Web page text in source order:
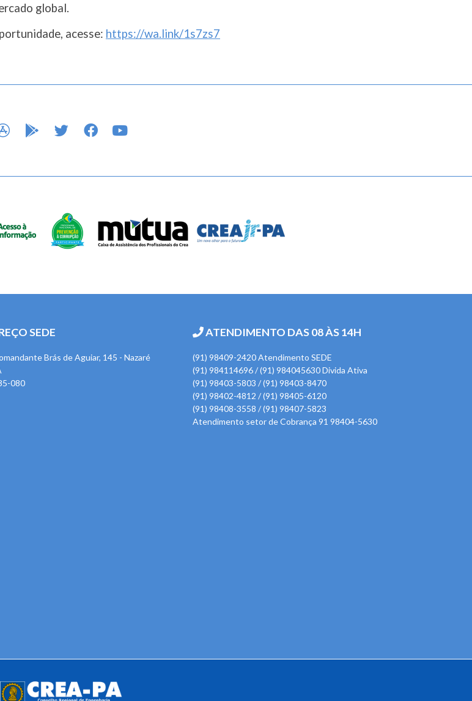
global.
acesse: https://wa.link/1s7zs7
APP STOREGOOGLE PLAY
TWITTERFACEBOOK
SEDE
Brás de Aguiar, 145 - Nazaré
080
ATENDIMENTO DAS 08 ÀS 14H
(91) 98409-2420 Atendimento SEDE
(91) 984114696 / (91) 984045630 Divida Ativa
(91) 98403-5803 / (91) 98403-8470
(91) 98402-4812 / (91) 98405-6120
(91) 98408-3558 / (91) 98407-5823
Atendimento setor de Cobrança 91 98404-5630